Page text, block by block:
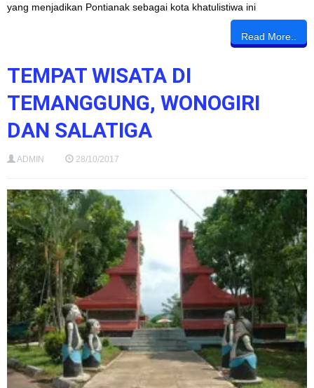
yang menjadikan Pontianak sebagai kota khatulistiwa ini
Read More..
TEMPAT WISATA DI
TEMANGGUNG, WONOGIRI
DAN SALATIGA
ADMIN 28/10/2017